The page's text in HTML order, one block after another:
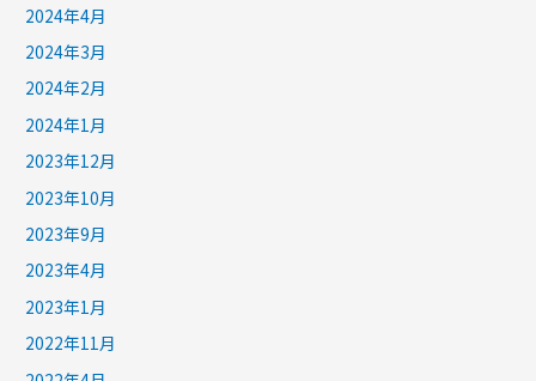
2024年4月
2024年3月
2024年2月
2024年1月
2023年12月
2023年10月
2023年9月
2023年4月
2023年1月
2022年11月